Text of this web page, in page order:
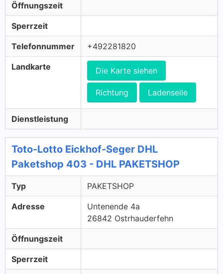
Öffnungszeit
Sperrzeit
Telefonnummer +492281820
Landkarte Die Karte siehen
Richtung Ladenseile
Dienstleistung
Toto-Lotto Eickhof-Seger DHL
Paketshop 403 - DHL PAKETSHOP
Typ PAKETSHOP
Adresse
Untenende 4a
26842 Ostrhauderfehn
Öffnungszeit
Sperrzeit